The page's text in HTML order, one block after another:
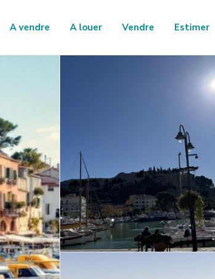
A vendre A louer Vendre Estimer